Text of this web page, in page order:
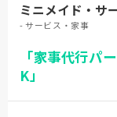
ミニメイド・サ
- サービス・家事
「家事代行パ
K」